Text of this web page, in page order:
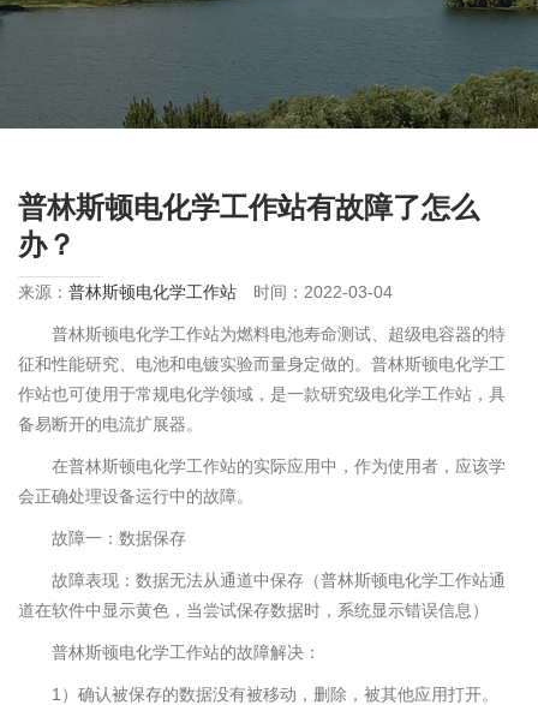
普林斯顿电化学工作站有故障了怎么
办？
来源： 普林斯顿电化学工作站 时间：2022-03-04
普林斯顿电化学工作站为燃料电池寿命测试、超级电容器的特
征和性能研究、电池和电镀实验而量身定做的。普林斯顿电化学工
作站也可使用于常规电化学领域，是一款研究级电化学工作站，具
备易断开的电流扩展器。
在普林斯顿电化学工作站的实际应用中，作为使用者，应该学
会正确处理设备运行中的故障。
故障一：数据保存
故障表现：数据无法从通道中保存（普林斯顿电化学工作站通
道在软件中显示黄色，当尝试保存数据时，系统显示错误信息）
普林斯顿电化学工作站的故障解决：
1）确认被保存的数据没有被移动，删除，被其他应用打开。